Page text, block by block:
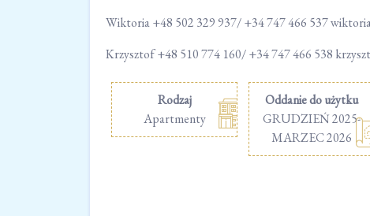
Wiktoria +48 502 329 937/ +34 747 466 537
Krzysztof +48 510 774 160/ +34 747 466 538
Rodzaj
Apartmenty
Oddanie do użytku
GRUDZIEŃ 2025-
MARZEC 2026